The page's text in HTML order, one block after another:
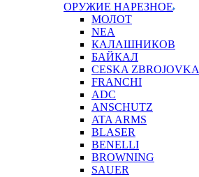
ОРУЖИЕ НАРЕЗНОЕ
МОЛОТ
NEA
КАЛАШНИКОВ
БАЙКАЛ
CESKA ZBROJOVKA
FRANCHI
ADC
ANSCHUTZ
ATA ARMS
BLASER
BENELLI
BROWNING
SAUER